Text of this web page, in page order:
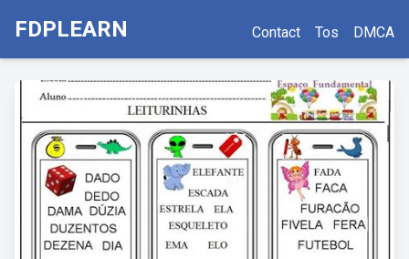
FDPLEARN Contact Tos DMCA